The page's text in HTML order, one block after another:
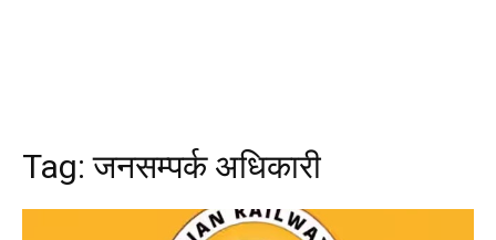
Tag:जनसम्पर्क अधिकारी